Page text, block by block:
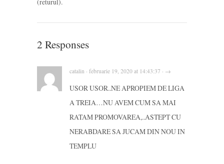
2 Responses
catalin · februarie 19, 2020 at 14:43:37 · →
USOR USOR..NE APROPIEM DE LIGA
A TREIA…NU AVEM CUM SA MAI
RATAM PROMOVAREA,..ASTEPT CU
NERABDARE SA JUCAM DIN NOU IN
TEMPLU